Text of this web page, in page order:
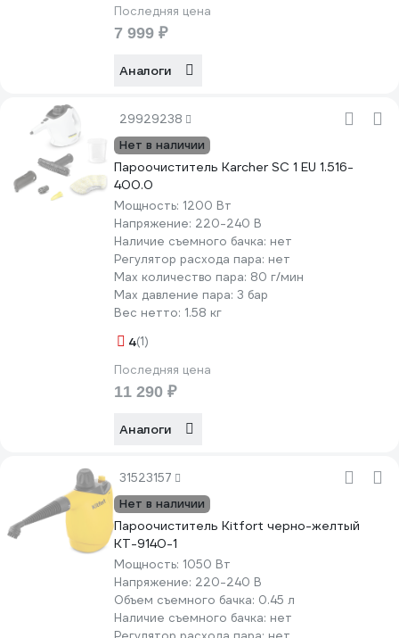
Последняя цена
7 999 ₽
Аналоги
29929238
Нет в наличии
Пароочиститель Karcher SC 1 EU 1.516-
400.0
Мощность: 1200 Вт
Напряжение: 220-240 В
Наличие съемного бачка: нет
Регулятор расхода пара: нет
Мах количество пара: 80 г/мин
Max давление пара: 3 бар
Вес нетто: 1.58 кг
4(1)
Последняя цена
11 290 ₽
Аналоги
31523157
Нет в наличии
Пароочиститель Kitfort черно-желтый
КТ-9140-1
Мощность: 1050 Вт
Напряжение: 220-240 В
Объем съемного бачка: 0.45 л
Наличие съемного бачка: нет